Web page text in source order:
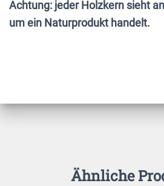
Achtung: jeder Holzkern sieht
um ein Naturprodukt handelt.
Ähnliche